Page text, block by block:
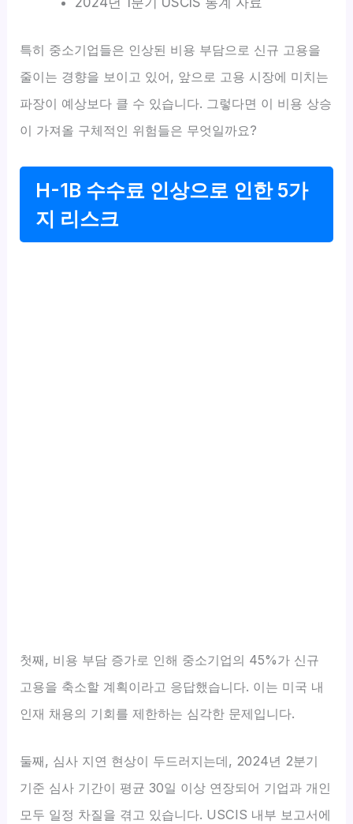
특히 중소기업들은 인상된 비용 부담으로 신규 고용을
줄이는 경향을 보이고 있어, 앞으로 고용 시장에 미치는
파장이 예상보다 클 수 있습니다. 그렇다면 이 비용 상승
이 가져올 구체적인 위험들은 무엇일까요?
H-1B 수수료 인상으로 인한 5가
지 리스크
첫째, 비용 부담 증가로 인해 중소기업의 45%가 신규
고용을 축소할 계획이라고 응답했습니다. 이는 미국 내
인재 채용의 기회를 제한하는 심각한 문제입니다.
둘째, 심사 지연 현상이 두드러지는데, 2024년 2분기
기준 심사 기간이 평균 30일 이상 연장되어 기업과 개인
모두 일정 차질을 겪고 있습니다. USCIS 내부 보고서에